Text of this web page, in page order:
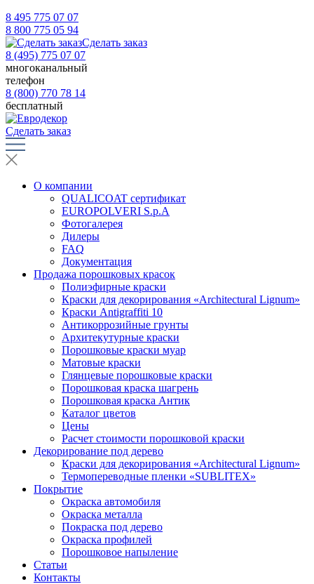
8 495 775 07 07
8 800 775 05 94
Сделать заказ
8 (495) 775 07 07
многоканальный
телефон
8 (800) 770 78 14
бесплатный
Сделать заказ
О компании
QUALICOAT сертификат
EUROPOLVERI S.p.A
Фотогалерея
Дилеры
FAQ
Документация
Продажа порошковых красок
Полиэфирные краски
Краски для декорирования «Architectural Lignum»
Краски Antigraffiti 10
Антикоррозийные грунты
Архитекутурные краски
Порошковые краски муар
Матовые краски
Глянцевые порошковые краски
Порошковая краска шагрень
Порошковая краска Антик
Каталог цветов
Цены
Расчет стоимости порошковой краски
Декорирование под дерево
Краски для декорирования «Architectural Lignum»
Термопереводные пленки «SUBLITEX»
Покрытие
Окраска автомобиля
Окраска металла
Покраска под дерево
Окраска профилей
Порошковое напыление
Статьи
Контакты